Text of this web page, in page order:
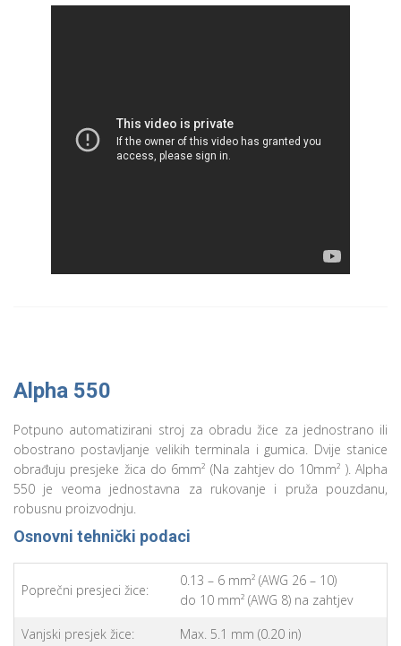
Alpha 550
Potpuno automatizirani stroj za obradu žice za jednostrano ili
obostrano postavljanje velikih terminala i gumica. Dvije stanice
obrađuju presjeke žica do 6mm² (Na zahtjev do 10mm² ). Alpha
550 je veoma jednostavna za rukovanje i pruža pouzdanu,
robusnu proizvodnju.
Osnovni tehnički podaci
Poprečni presjeci žice:
0.13 – 6 mm² (AWG 26 – 10)
do 10 mm² (AWG 8) na zahtjev
Vanjski presjek žice:
Max. 5.1 mm (0.20 in)